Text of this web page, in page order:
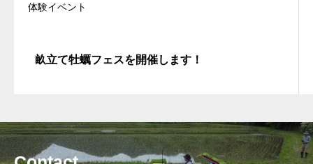
体験イベント
畝立て牡蠣フェスを開催します！